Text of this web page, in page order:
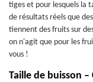
tiges et pour lesquels la
de résultats réels que
tiennent des fruits sur
on n'agit que pour les
vous !
Taille de buisson –